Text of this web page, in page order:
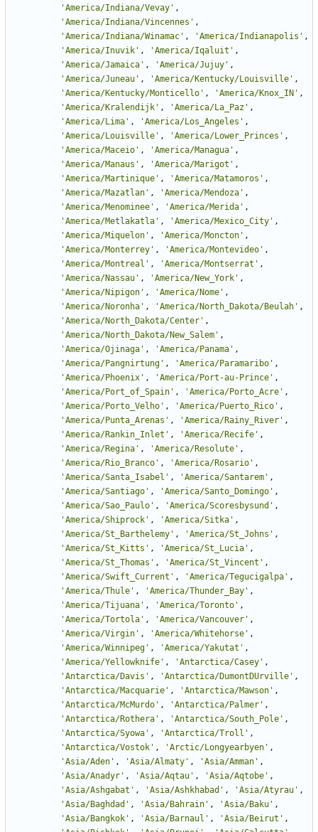
'America/Indiana/Vevay ' ,
'America/Indiana/Vincennes ' ,
'America/Indiana/Winamac ' , 'America/Indianapolis ' ,
'America/Inuvik ' , 'America/Iqaluit ' ,
'America/Jamaica ' , 'America/Jujuy ' ,
'America/Juneau ' , 'America/Kentucky/Louisville ' ,
'America/Kentucky/Monticello ' , 'America/Knox_IN ' ,
'America/Kralendijk ' , 'America/La_Paz ' ,
'America/Lima ' , 'America/Los_Angeles ' ,
'America/Louisville ' , 'America/Lower_Princes ' ,
'America/Maceio ' , 'America/Managua ' ,
'America/Manaus ' , 'America/Marigot ' ,
'America/Martinique ' , 'America/Matamoros ' ,
'America/Mazatlan ' , 'America/Mendoza ' ,
'America/Menominee ' , 'America/Merida ' ,
'America/Metlakatla ' , 'America/Mexico_City ' ,
'America/Miquelon ' , 'America/Moncton ' ,
'America/Monterrey ' , 'America/Montevideo ' ,
'America/Montreal ' , 'America/Montserrat ' ,
'America/Nassau ' , 'America/New_York ' ,
'America/Nipigon ' , 'America/Nome ' ,
'America/Noronha ' , 'America/North_Dakota/Beulah ' ,
'America/North_Dakota/Center ' ,
'America/North_Dakota/New_Salem ' ,
'America/Ojinaga ' , 'America/Panama ' ,
'America/Pangnirtung ' , 'America/Paramaribo ' ,
'America/Phoenix ' , 'America/Port-au-Prince ' ,
'America/Port_of_Spain ' , 'America/Porto_Acre ' ,
'America/Porto_Velho ' , 'America/Puerto_Rico ' ,
'America/Punta_Arenas ' , 'America/Rainy_River ' ,
'America/Rankin_Inlet ' , 'America/Recife ' ,
'America/Regina ' , 'America/Resolute ' ,
'America/Rio_Branco ' , 'America/Rosario ' ,
'America/Santa_Isabel ' , 'America/Santarem ' ,
'America/Santiago ' , 'America/Santo_Domingo ' ,
'America/Sao_Paulo ' , 'America/Scoresbysund ' ,
'America/Shiprock ' , 'America/Sitka ' ,
'America/St_Barthelemy ' , 'America/St_Johns ' ,
'America/St_Kitts ' , 'America/St_Lucia ' ,
'America/St_Thomas ' , 'America/St_Vincent ' ,
'America/Swift_Current ' , 'America/Tegucigalpa ' ,
'America/Thule ' , 'America/Thunder_Bay ' ,
'America/Tijuana ' , 'America/Toronto ' ,
'America/Tortola ' , 'America/Vancouver ' ,
'America/Virgin ' , 'America/Whitehorse ' ,
'America/Winnipeg ' , 'America/Yakutat ' ,
'America/Yellowknife ' , 'Antarctica/Casey ' ,
'Antarctica/Davis ' , 'Antarctica/DumontDUrville ' ,
'Antarctica/Macquarie ' , 'Antarctica/Mawson ' ,
'Antarctica/McMurdo ' , 'Antarctica/Palmer ' ,
'Antarctica/Rothera ' , 'Antarctica/South_Pole ' ,
'Antarctica/Syowa ' , 'Antarctica/Troll ' ,
'Antarctica/Vostok ' , 'Arctic/Longyearbyen ' ,
'Asia/Aden ' , 'Asia/Almaty ' , 'Asia/Amman ' ,
'Asia/Anadyr ' , 'Asia/Aqtau ' , 'Asia/Aqtobe ' ,
'Asia/Ashgabat ' , 'Asia/Ashkhabad ' , 'Asia/Atyrau ' ,
'Asia/Baghdad ' , 'Asia/Bahrain ' , 'Asia/Baku ' ,
'Asia/Bangkok ' , 'Asia/Barnaul ' , 'Asia/Beirut ' ,